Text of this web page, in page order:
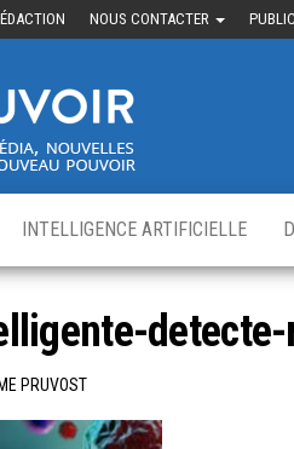
NOUS CONTACTER
nouveau
INTELLIGENCE ARTIFICIELLE
PRUVOST